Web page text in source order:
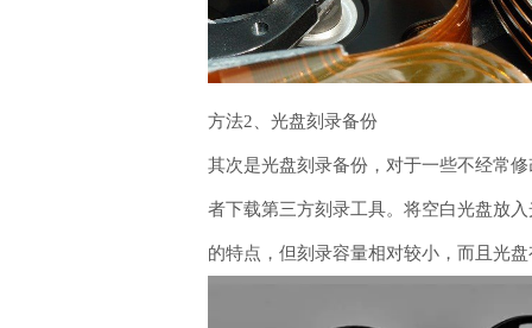
方法2、光盘刻录备份
其次是光盘刻录备份，对于一些不经常
者下载第三方刻录工具。将空白光盘放
的特点，但刻录容量相对较小，而且光